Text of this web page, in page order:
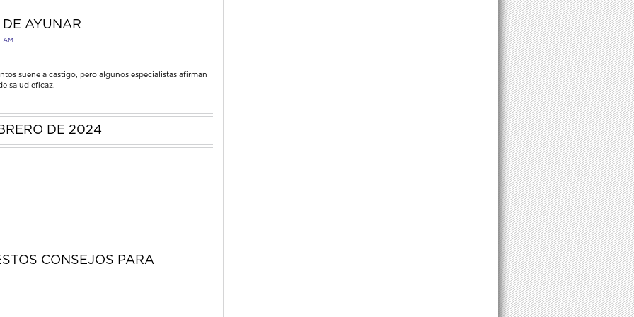
AYUNAR
AM
suene a castigo, pero algunos especialistas afirman
salud eficaz.
DE 2024
CONSEJOS PARA